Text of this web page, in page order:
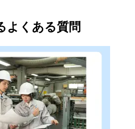
よくある質問